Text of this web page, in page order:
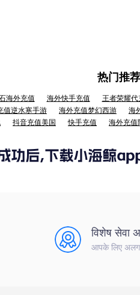
热门推荐
海外充值 海外快手充值 王者荣耀代
值逆水寒手游 海外充值梦幻西游 海
抖音充值美国 快手充值 海外充值
विशेष सेवा
आपके लिए अलग